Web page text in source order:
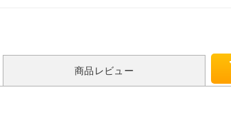
商品レビュー